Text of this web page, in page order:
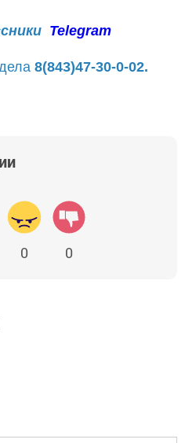
Telegram
8(843)47-30-0-02.
0 0